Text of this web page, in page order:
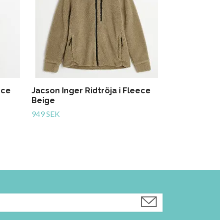
Jacson Inger Ridtröja i Fleece
Beige
949 SEK